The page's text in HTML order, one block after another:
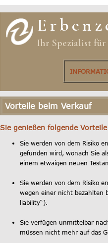
Ihr Spezialist für
Vorteile beim Verkauf
Sie genießen folgende
Sie werden von dem Risiko
gefunden wird, wonach Sie
einem etwaigen neuen
Sie werden von dem Risiko
wegen einer nicht bezahlten
liability“).
Sie verfügen unmittelbar
müssen nicht mehr auf das